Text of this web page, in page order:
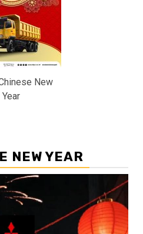
New
Year
NEW YEAR